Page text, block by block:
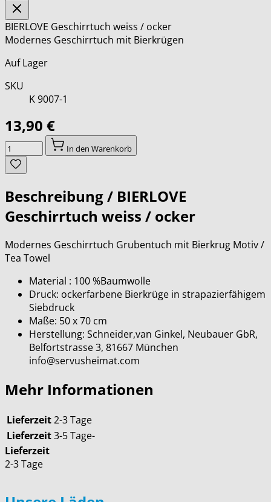
BIERLOVE Geschirrtuch weiss / ocker
Modernes Geschirrtuch mit Bierkrügen
Auf Lager
SKU
K 9007-1
13,90 €
Menge
In den Warenkorb
Beschreibung / BIERLOVE
Geschirrtuch weiss / ocker
Modernes Geschirrtuch Grubentuch mit Bierkrug Motiv /
Tea Towel
Material : 100 %Baumwolle
Druck: ockerfarbene Bierkrüge in strapazierfähigem
Siebdruck
Maße: 50 x 70 cm
Herstellung: Schneider,van Ginkel, Neubauer GbR,
Belfortstrasse 3, 81667 München
info@servusheimat.com
Mehr Informationen
Lieferzeit2-3 Tage
Lieferzeit3-5 Tage-
Lieferzeit
2-3 Tage